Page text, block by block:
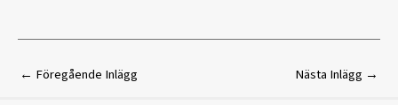
← Föregående Inlägg Nästa Inlägg →